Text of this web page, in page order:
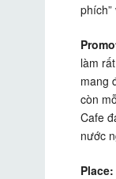
làm
mang
còn
Cafe
nước
Place: